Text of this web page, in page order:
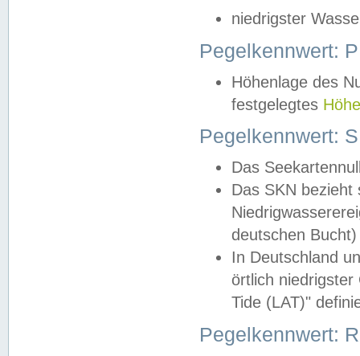
niedrigster
Pegelkennwert:
Höhenlage des
festgelegtes
Pegelkennwert:
Das
Das SKN
deutschen
In Deutschland
örtlich
Tide (LAT)"
Pegelkennwert: